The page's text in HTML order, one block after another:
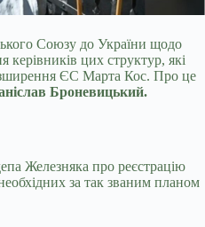
Союзу до України щодо
цих структур, які
ЄС Марта Кос. Про це
Броневицький.
Железняка про реєстрацію
за так званим планом